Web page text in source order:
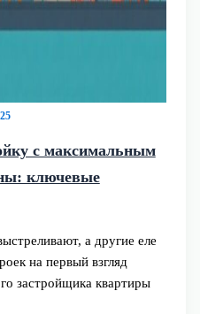
с максимальным
ключевые
а другие еле
на первый взгляд
застройщика квартиры